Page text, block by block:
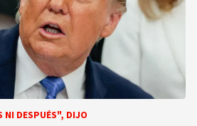
NI DESPUÉS", DIJO